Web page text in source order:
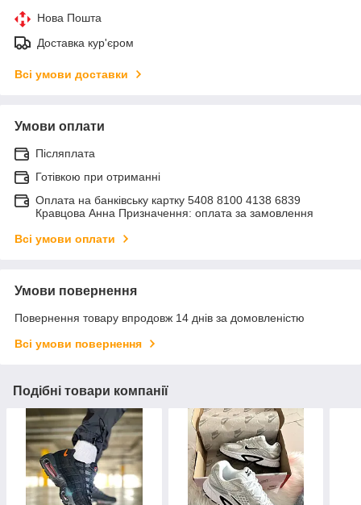
Нова Пошта
Доставка кур'єром
Всі умови доставки
Умови оплати
Післяплата
Готівкою при отриманні
Оплата на банківську картку 5408 8100 4138 6839
Кравцова Анна Призначення: оплата за замовлення
Всі умови оплати
Умови повернення
Повернення товару впродовж 14 днів за домовленістю
Всі умови повернення
Подібні товари компанії